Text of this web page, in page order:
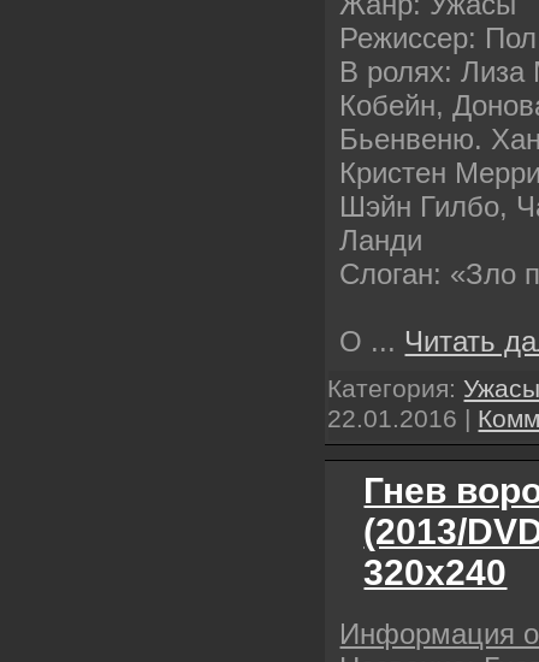
Режиссер:
В ролях:
Кобейн,
Бьенвеню.
Кристен
Шэйн Гилбо,
Ланди
Слоган: «Зло
О ... Читать
Категория:
22.01.2016 |
Гнев
(2013/
320х240
Информация